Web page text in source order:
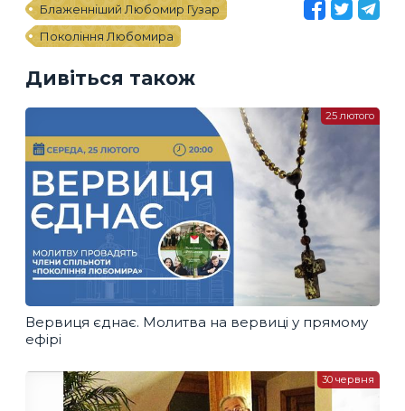
Блаженніший Любомир Гузар
Покоління Любомира
Дивіться також
Вервиця єднає. Молитва на вервиці у прямому
ефірі
25 лютого
30 червня